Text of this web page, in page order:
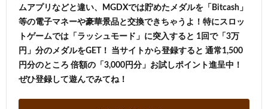
ムアプリなどと違い、MGDXでは貯めたメダルを「Bitcash」
等の電子マネーや豪華景品と交換できちゃうよ！特にスロッ
トゲームでは「ラッシュモード」に突入すると 1回で「3万
円」分のメダルをGET！ 当サイトから登録すると 通常1,500
円分のところ 倍額の「3,000円分」お試しポイント進呈中！
ぜひ登録して遊んでみてね！